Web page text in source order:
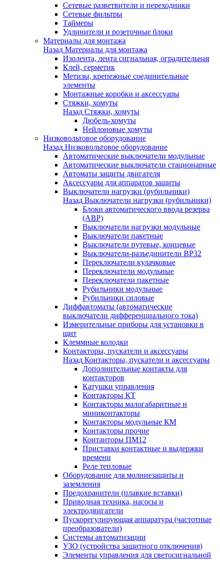
Сетевые разветвители и переходники
Сетевые фильтры
Таймеры
Удлинители и розеточные блоки
Материалы для монтажа
Назад Материалы для монтажа
Изолента, лента сигнальная, оградительная
Клей, герметик
Метизы, крепежные соединительные
элементы
Монтажные коробки и аксессуары
Стяжки, хомуты
Назад Стяжки, хомуты
Дюбель-хомуты
Нейлоновые хомуты
Низковольтовое оборудование
Назад Низковольтовое оборудование
Автоматические выключатели модульные
Автоматические выключатели стационарные
Автоматы защиты двигателя
Аксессуары для аппаратов защиты
Выключатели нагрузки (рубильники)
Назад Выключатели нагрузки (рубильники)
Блоки автоматического ввода резерва
(АВР)
Выключатели нагрузки модульные
Выключатели пакетные
Выключатели путевые, концевые
Выключатели-разъединители ВР32
Переключатели кулачковые
Переключатели модульные
Переключатели пакетные
Рубильники модульные
Рубильники силовые
Диффавтоматы (автоматические
выключатели дифференциального тока)
Измерительные приборы для установки в
щит
Клеммные колодки
Контакторы, пускатели и аксессуары
Назад Контакторы, пускатели и аксессуары
Дополнительные контакты для
контакторов
Катушки управления
Контакторы КТ
Контакторы малогабаритные и
миниконтакторы
Контакторы модульные КМ
Контакторы прочие
Контанторы ПМ12
Приставки контактные и выдержки
времени
Реле тепловые
Оборудование для молниезащиты и
заземления
Предохранители (плавкие вставки)
Приводная техника, насосы и
электродвигатели
Пускорегулирующая аппаратура (частотные
преобразователи)
Системы автоматизации
УЗО (устройства защитного отключения)
Элементы управления для светосигнальной